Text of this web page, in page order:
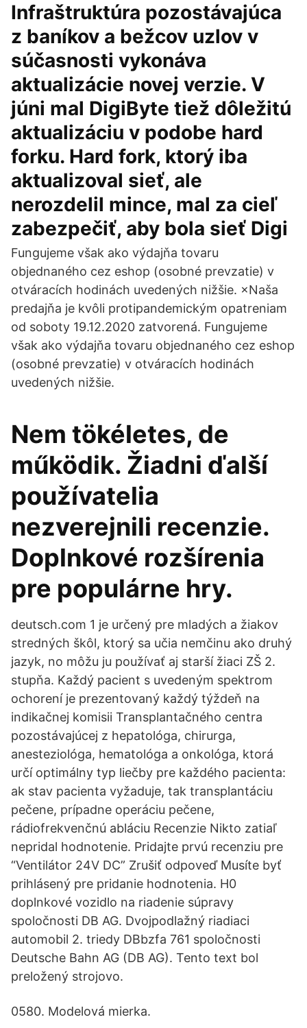
Infraštruktúra pozostávajúca
z baníkov a bežcov uzlov v
súčasnosti vykonáva
aktualizácie novej verzie. V
júni mal DigiByte tiež dôležitú
aktualizáciu v podobe hard
forku. Hard fork, ktorý iba
aktualizoval sieť, ale
nerozdelil mince, mal za cieľ
zabezpečiť, aby bola sieť Digi
Fungujeme však ako výdajňa tovaru
objednaného cez eshop (osobné prevzatie) v
otváracích hodinách uvedených nižšie. ×Naša
predajňa je kvôli protipandemickým opatreniam
od soboty 19.12.2020 zatvorená. Fungujeme
však ako výdajňa tovaru objednaného cez eshop
(osobné prevzatie) v otváracích hodinách
uvedených nižšie.
Nem tökéletes, de
működik. Žiadni ďalší
používatelia
nezverejnili recenzie.
Doplnkové rozšírenia
pre populárne hry.
deutsch.com 1 je určený pre mladých a žiakov
stredných škôl, ktorý sa učia nemčinu ako druhý
jazyk, no môžu ju používať aj starší žiaci ZŠ 2.
stupňa. Každý pacient s uvedeným spektrom
ochorení je prezentovaný každý týždeň na
indikačnej komisii Transplantačného centra
pozostávajúcej z hepatológa, chirurga,
anesteziológa, hematológa a onkológa, ktorá
určí optimálny typ liečby pre každého pacienta:
ak stav pacienta vyžaduje, tak transplantáciu
pečene, prípadne operáciu pečene,
rádiofrekvenčnú abláciu Recenzie Nikto zatiaľ
nepridal hodnotenie. Pridajte prvú recenziu pre
“Ventilátor 24V DC” Zrušiť odpoveď Musíte byť
prihlásený pre pridanie hodnotenia. H0
doplnkové vozidlo na riadenie súpravy
spoločnosti DB AG. Dvojpodlažný riadiaci
automobil 2. triedy DBbzfa 761 spoločnosti
Deutsche Bahn AG (DB AG). Tento text bol
preložený strojovo.
0580. Modelová mierka.